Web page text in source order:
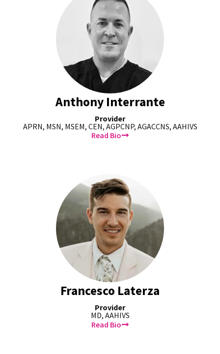
Anthony Interrante
Provider
APRN, MSN, MSEM, CEN, AGPCNP, AGACCNS, AAHIVS
Read Bio
Francesco Laterza
Provider
MD, AAHIVS
Read Bio